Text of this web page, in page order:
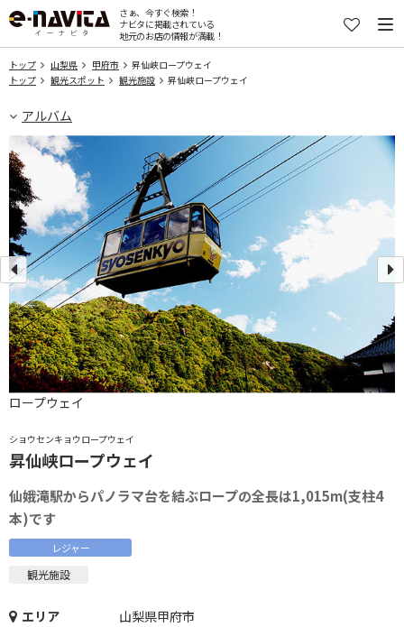
さぁ、今すぐ検索！
ナビタに掲載されている
地元のお店の情報が満載！
トップ 山梨県 甲府市
昇仙峡ロープウェイ
トップ
観光スポット 観光施設 昇仙峡ロープウェイ
アルバム
ショウセンキョウロープウェイ
昇仙峡ロープウェイ
仙娥滝駅からパノラマ台を結ぶロープの全長は1,015m(支柱4
本)です
レジャー
観光施設
エリア
山梨県甲府市
ロープウェイ